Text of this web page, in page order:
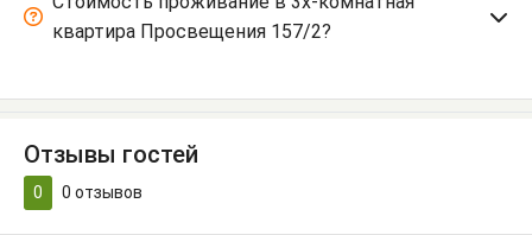
квартира Просвещения 157/2?
Отзывы гостей
0 0 отзывов